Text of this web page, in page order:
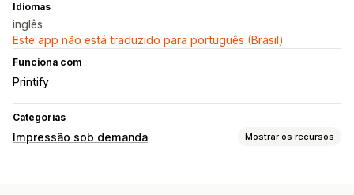
Idiomas
inglês
Este app não está traduzido para português (Brasil)
Funciona com
Printify
Categorias
Impressão sob demanda Mostrar os recursos